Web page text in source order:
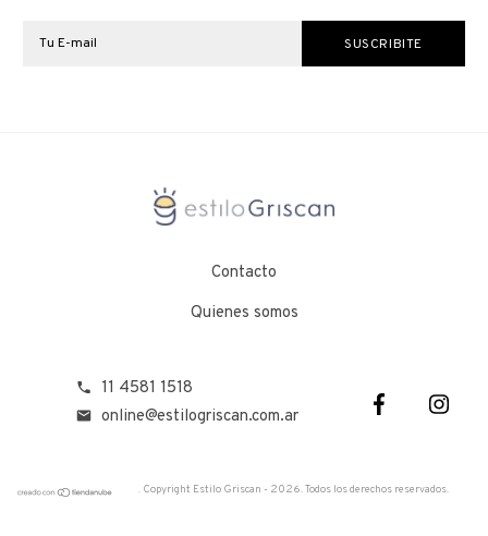
Contacto
Quienes somos
11 4581 1518
online@estilogriscan.com.ar
. Copyright Estilo Griscan - 2026. Todos los derechos reservados.